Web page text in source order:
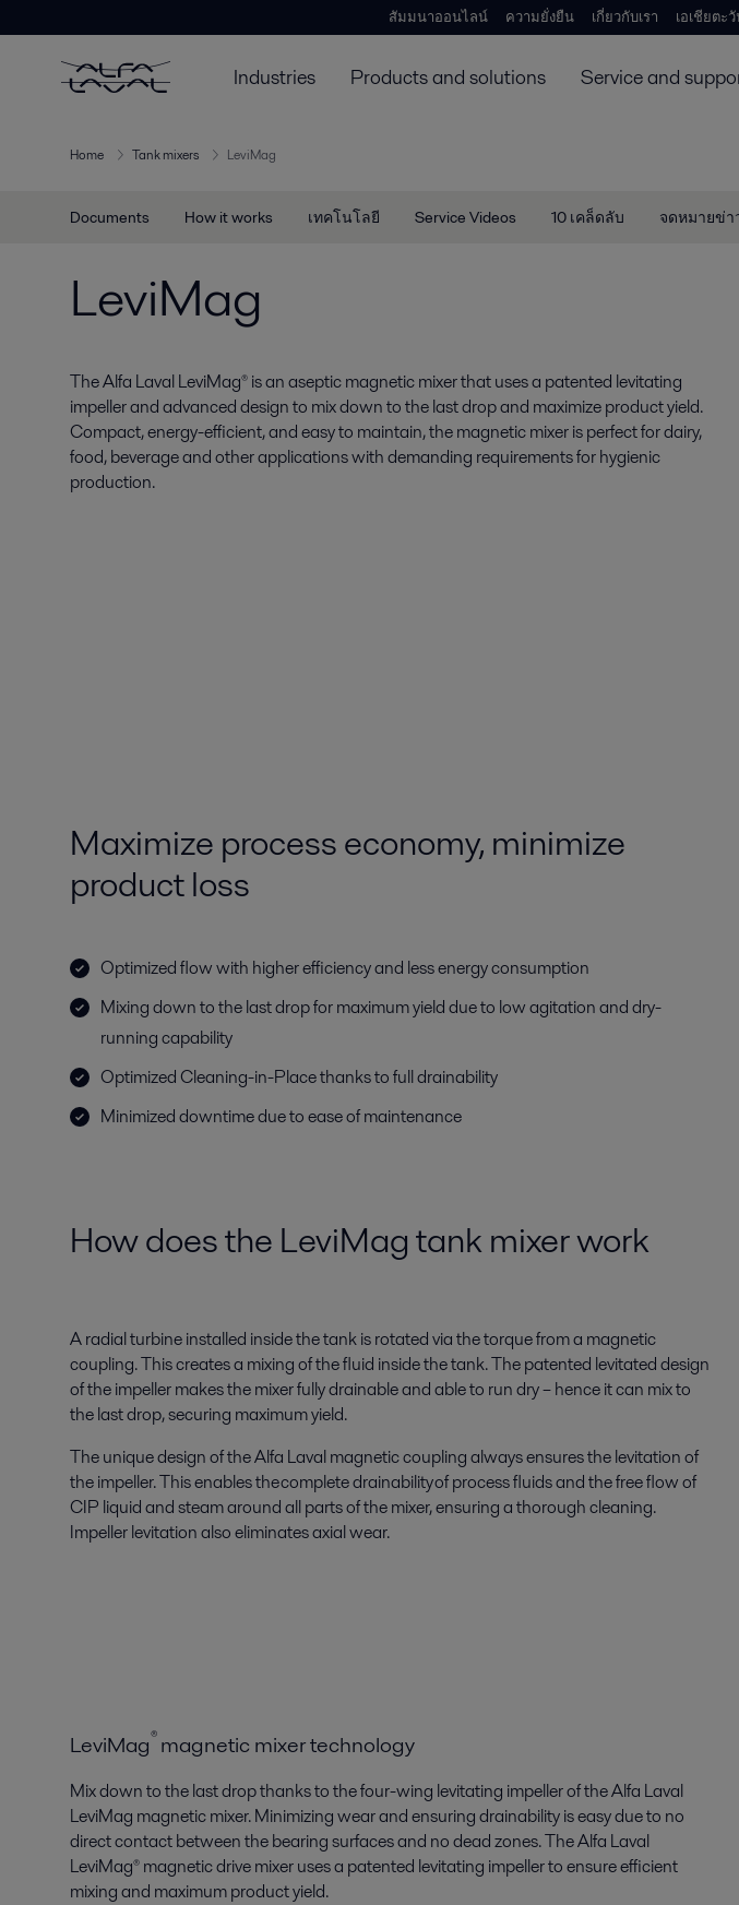
สัมมนาออนไลน์ ความยั่งยืน เกี่ยวกับเรา เอเชียตะ
Industries Products and solutions Service and
Home Tank mixers LeviMag
Documents How it works เทคโนโลยี Service Videos 10 เคล็ดลับ จดหมายข่า
LeviMag
The Alfa Laval LeviMag® is an aseptic magnetic mixer that uses a patented levitating
impeller and advanced design to mix down to the last drop and maximize product yield.
Compact, energy-efficient, and easy to maintain, the magnetic mixer is perfect for dairy,
food, beverage and other applications with demanding requirements for hygienic
production.
Maximize process economy, minimize
product loss
Optimized flow with higher efficiency and less energy consumption
Mixing down to the last drop for maximum yield due to low agitation and dry-
running capability
Optimized Cleaning-in-Place thanks to full drainability
Minimized downtime due to ease of maintenance
How does the LeviMag tank mixer work
A radial turbine installed inside the tank is rotated via the torque from a magnetic
coupling. This creates a mixing of the fluid inside the tank. The patented levitated design
of the impeller makes the mixer fully drainable and able to run dry – hence it can mix to
the last drop, securing maximum yield.
The unique design of the Alfa Laval magnetic coupling always ensures the levitation of
the impeller. This enables the complete drainability of process fluids and the free flow of
CIP liquid and steam around all parts of the mixer, ensuring a thorough cleaning.
Impeller levitation also eliminates axial wear.
LeviMag®magnetic mixer technology
Mix down to the last drop thanks to the four-wing levitating impeller of the Alfa Laval
LeviMag magnetic mixer. Minimizing wear and ensuringdrainabilityis easy due to no
direct contact between the bearing surfaces and no dead zones. The Alfa Laval
LeviMag® magnetic drive mixer uses a patented levitating impeller to ensure efficient
mixing and maximum product yield.